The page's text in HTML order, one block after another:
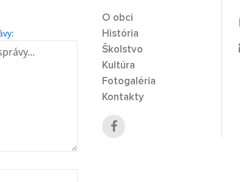
O obci
História
Školstvo
Kultúra
Fotogaléria
Kontakty